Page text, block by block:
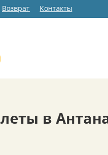
Возврат Контакты
в